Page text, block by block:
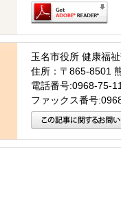
玉名市役所 健康福
住所：〒865-8501
電話番号:0968-75-
ファックス番号